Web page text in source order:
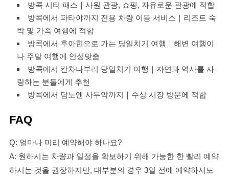
방콕 시티 패스｜사원 관광, 쇼핑, 자유로운 관광에 적합
방콕에서 파타야까지 전용 차량 이동 서비스｜리조트 숙
박 및 가족 여행에 적합
방콕에서 후아힌으로 가는 당일치기 여행｜해변 여행이
나 주말 여행에 안성맞춤
방콕에서 칸차나부리 당일치기 여행｜자연과 역사를 사
랑하는 분들에게 추천
방콕에서 담노엔 사두악까지｜수상 시장 방문에 적합
FAQ
Q: 얼마나 미리 예약해야 하나요?
A: 원하시는 차량과 일정을 확보하기 위해 가능한 한 빨리 예약
하시는 것을 권장하지만, 대부분의 경우 3일 전에 예약하셔도